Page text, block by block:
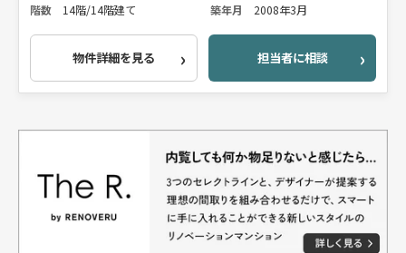
階数
14階/14階建て 築年月 2008年3月
物件詳細を見る 担当者に相談